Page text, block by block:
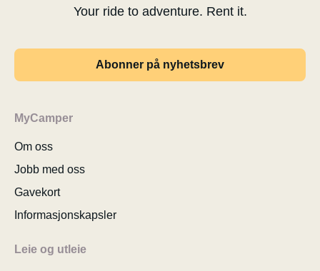
Your ride to adventure. Rent it.
Abonner på nyhetsbrev
MyCamper
Om oss
Jobb med oss
Gavekort
Informasjonskapsler
Leie og utleie